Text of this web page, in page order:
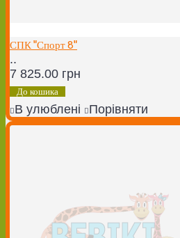
СПК "Спорт 8"
..
7 825.00 грн
До кошика
В улюблені Порівняти